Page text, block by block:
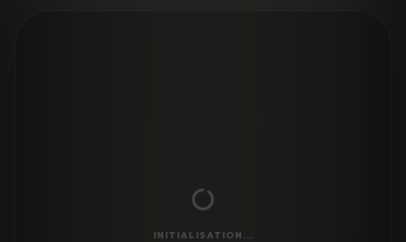
INITIALISATION...